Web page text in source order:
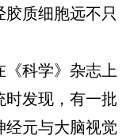
质细胞远不只
科学》杂志上
发现，有一批
元与大脑视觉